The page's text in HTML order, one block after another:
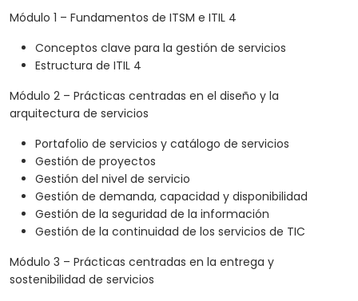
Módulo 1 – Fundamentos de ITSM e ITIL 4
Conceptos clave para la gestión de servicios
Estructura de ITIL 4
Módulo 2 – Prácticas centradas en el diseño y la
arquitectura de servicios
Portafolio de servicios y catálogo de servicios
Gestión de proyectos
Gestión del nivel de servicio
Gestión de demanda, capacidad y disponibilidad
Gestión de la seguridad de la información
Gestión de la continuidad de los servicios de TIC
Módulo 3 – Prácticas centradas en la entrega y
sostenibilidad de servicios